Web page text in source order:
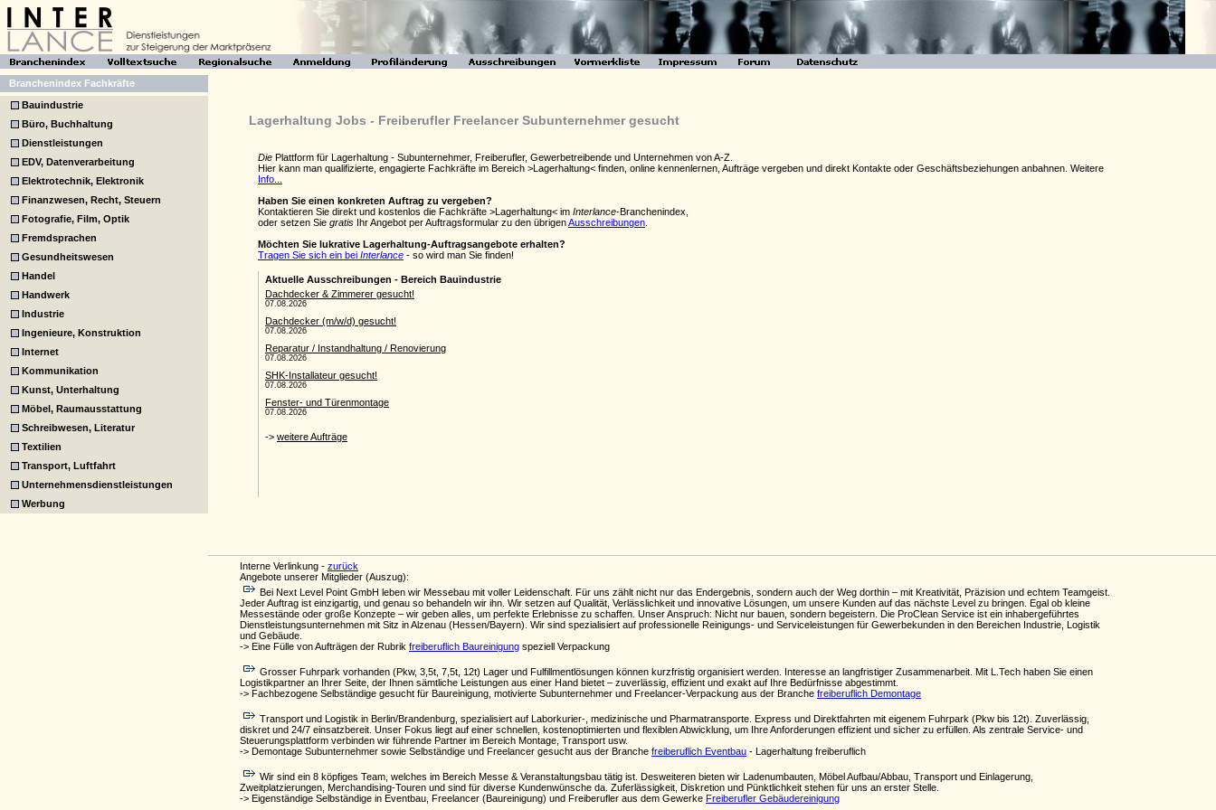
Branchenindex Fachkräfte
Bauindustrie
Büro, Buchhaltung
Dienstleistungen
EDV, Datenverarbeitung
Elektrotechnik, Elektronik
Finanzwesen, Recht, Steuern
Fotografie, Film, Optik
Fremdsprachen
Gesundheitswesen
Handel
Handwerk
Industrie
Ingenieure, Konstruktion
Internet
Kommunikation
Kunst, Unterhaltung
Möbel, Raumausstattung
Schreibwesen, Literatur
Textilien
Transport, Luftfahrt
Unternehmensdienstleistungen
Werbung
Lagerhaltung Jobs - Freiberufler Freelancer Subunternehmer gesucht
Die Plattform für Lagerhaltung - Subunternehmer, Freiberufler, Gewerbetreibende und Unternehmen von A-Z.
Hier kann man qualifizierte, engagierte Fachkräfte im Bereich >Lagerhaltung< finden, online kennenlernen, Aufträge vergeben und direkt Kontakte oder Geschäftsbeziehungen anbahnen. Weitere
Info...
Haben Sie einen konkreten Auftrag zu vergeben?
Kontaktieren Sie direkt und kostenlos die Fachkräfte >Lagerhaltung< im Interlance-Branchenindex,
oder setzen Sie gratis Ihr Angebot per Auftragsformular zu den übrigenAusschreibungen
Möchten Sie lukrative Lagerhaltung-Auftragsangebote erhalten?
Tragen Sie sich ein bei Interlance - so wird man Sie finden!
Interne Verlinkung - zurück
Angebote unserer Mitglieder (Auszug):
Bei Next Level Point GmbH leben wir Messebau mit voller Leidenschaft. Für uns zählt nicht nur das Endergebnis, sondern auch der Weg dorthin – mit Kreativität, Präzision und echtem Teamgeist.
Jeder Auftrag ist einzigartig, und genau so behandeln wir ihn. Wir setzen auf Qualität, Verlässlichkeit und innovative Lösungen, um unsere Kunden auf das nächste Level zu bringen. Egal ob kleine
Messestände oder große Konzepte – wir geben alles, um perfekte Erlebnisse zu schaffen. Unser Anspruch: Nicht nur bauen, sondern begeistern. Die ProClean Service ist ein inhabergeführtes
Dienstleistungsunternehmen mit Sitz in Alzenau (Hessen/Bayern). Wir sind spezialisiert auf professionelle Reinigungs- und Serviceleistungen für Gewerbekunden in den Bereichen Industrie, Logistik
und Gebäude.
-> Eine Fülle von Aufträgen der Rubrik freiberuflich Baureinigung speziell Verpackung
Grosser Fuhrpark vorhanden (Pkw, 3,5t, 7,5t, 12t) Lager und Fulfillmentlösungen können kurzfristig organisiert werden. Interesse an langfristiger Zusammenarbeit. Mit L.Tech haben Sie einen
Logistikpartner an Ihrer Seite, der Ihnen sämtliche Leistungen aus einer Hand bietet – zuverlässig, effizient und exakt auf Ihre Bedürfnisse abgestimmt.
-> Fachbezogene Selbständige gesucht für Baureinigung, motivierte Subunternehmer und Freelancer-Verpackung aus der Branche freiberuflich Demontage
Transport und Logistik in Berlin/Brandenburg, spezialisiert auf Laborkurier-, medizinische und Pharmatransporte. Express und Direktfahrten mit eigenem Fuhrpark (Pkw bis 12t). Zuverlässig,
diskret und 24/7 einsatzbereit. Unser Fokus liegt auf einer schnellen, kostenoptimierten und flexiblen Abwicklung, um Ihre Anforderungen effizient und sicher zu erfüllen. Als zentrale Service- und
Steuerungsplattform verbinden wir führende Partner im Bereich Montage, Transport usw.
-> Demontage Subunternehmer sowie Selbständige und Freelancer gesucht aus der Branche freiberuflich Eventbau - Lagerhaltung freiberuflich
Wir sind ein 8 köpfiges Team, welches im Bereich Messe & Veranstaltungsbau tätig ist. Desweiteren bieten wir Ladenumbauten, Möbel Aufbau/Abbau, Transport und Einlagerung,
Zweitplatzierungen, Merchandising-Touren und sind für diverse Kundenwünsche da. Zuferlässigkeit, Diskretion und Pünktlichkeit stehen für uns an erster Stelle.
-> Eigenständige Selbständige in Eventbau, Freelancer (Baureinigung) und Freiberufler aus dem Gewerke Freiberufler Gebäudereinigung